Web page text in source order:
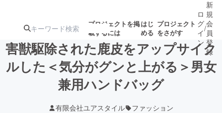
プロジェクトを掲
載するには
はじ
める
プロジェクト
をさがす
注目のリ 注目の新着プロ募集終了が近いプ
ロ
グ
イ
ン
/
新
規
会
員
登
録
害獣駆除された鹿皮をアップサイク
ルした＜気分がグンと上がる＞男女
兼用ハンドバッグ
有限会社ユアスタイル ファッション